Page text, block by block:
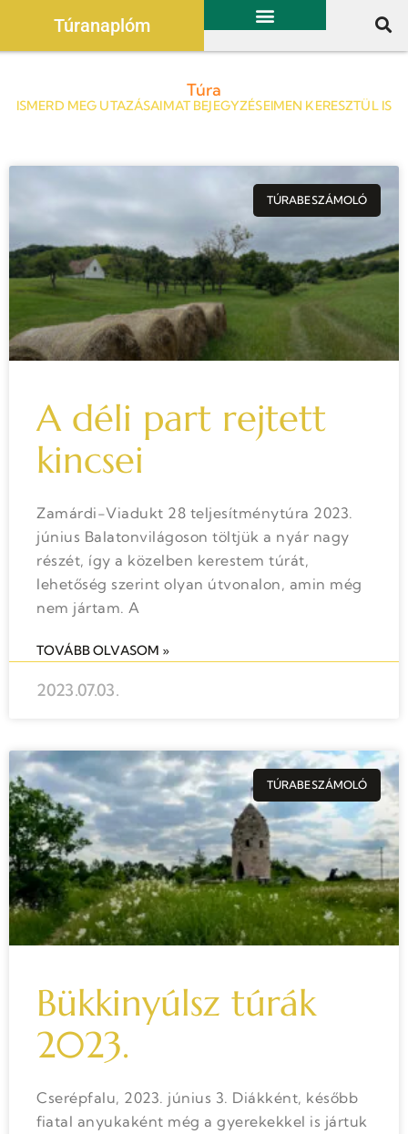
Túranaplóm
Túra
ISMERD MEG UTAZÁSAIMAT BEJEGYZÉSEIMEN KERESZTÜL IS
TÚRABESZÁMOLÓ
A déli part rejtett
kincsei
Zamárdi-Viadukt 28 teljesítménytúra 2023.
június Balatonvilágoson töltjük a nyár nagy
részét, így a közelben kerestem túrát,
lehetőség szerint olyan útvonalon, amin még
nem jártam. A
TOVÁBB OLVASOM »
2023.07.03.
TÚRABESZÁMOLÓ
Bükkinyúlsz túrák
2023.
Cserépfalu, 2023. június 3. Diákként, később
fiatal anyukaként még a gyerekekkel is jártuk